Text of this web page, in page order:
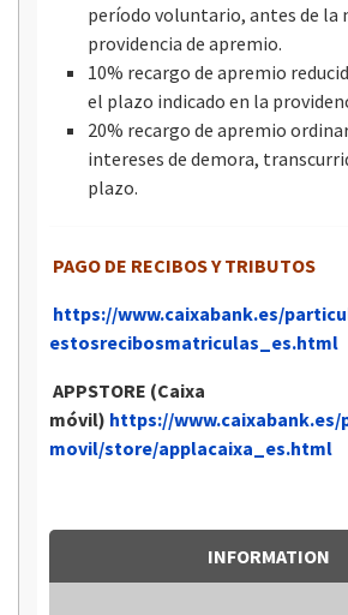
período voluntario, antes de la
providencia de apremio.
10% recargo de apremio
el plazo indicado en la
20% recargo de apremio
intereses de demora,
plazo.
PAGO DE RECIBOS Y TRIBUTOS
https://www.caixabank.es/
estosrecibosmatriculas_es.html
APPSTORE (Caixa
móvil) https://
movil/store/applacaixa_es.html
INFORMATION